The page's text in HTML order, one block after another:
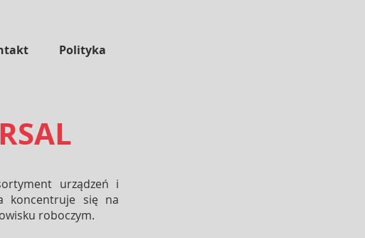
Polityka
urządzeń i
koncentruje się na
roboczym.